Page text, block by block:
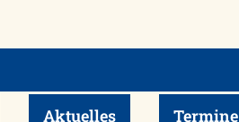
Aktuelles Termine